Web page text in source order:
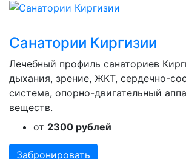
Санатории Киргизии
Лечебный профиль санаториев
дыхания, зрение, ЖКТ, сердечно-
система, опорно-двигательный
веществ.
от 2300 рублей
Забронировать